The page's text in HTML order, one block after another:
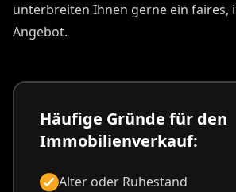
unterbreiten Ihnen gerne ein faires,
Angebot.
Häufige Gründe für den
Immobilienverkauf:
Alter oder Ruhestand